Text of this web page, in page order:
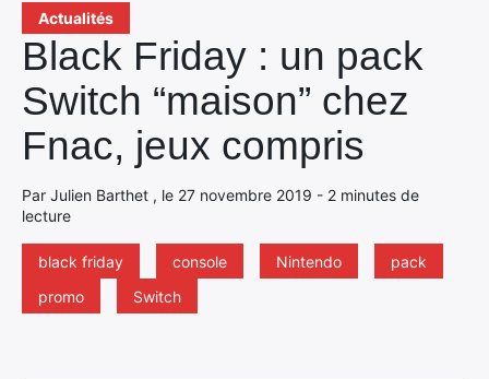
Actualités
Black Friday : un pack
Switch “maison” chez
Fnac, jeux compris
Par Julien Barthet , le 27 novembre 2019 - 2 minutes de
lecture
black friday console Nintendo
pack
promo
Switch